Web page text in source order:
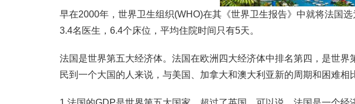
早在2000年，世界卫生组织(WHO)在其《世界卫生报告》中就将法国
3.4名医生，6.4个床位，平均住院时间只有5天。
法国是世界第五大经济体。法国在欧洲四大经济体中排名第四，是世
民到一个大国的人来说，与美国、加拿大和澳大利亚新的周期和困难相